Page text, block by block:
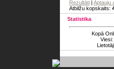
Rezultāti | Aptauju
Atbilžu kopskaits:
Statistika
Kopā
Viesi: